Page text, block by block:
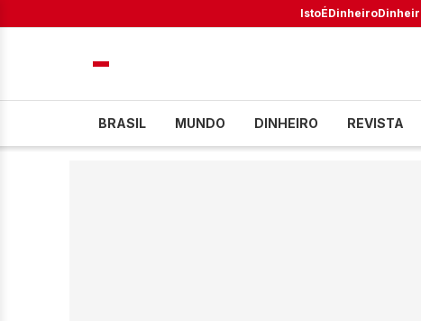
IstoÉDinheiro
BRASIL MUNDO DINHEIRO REVISTA